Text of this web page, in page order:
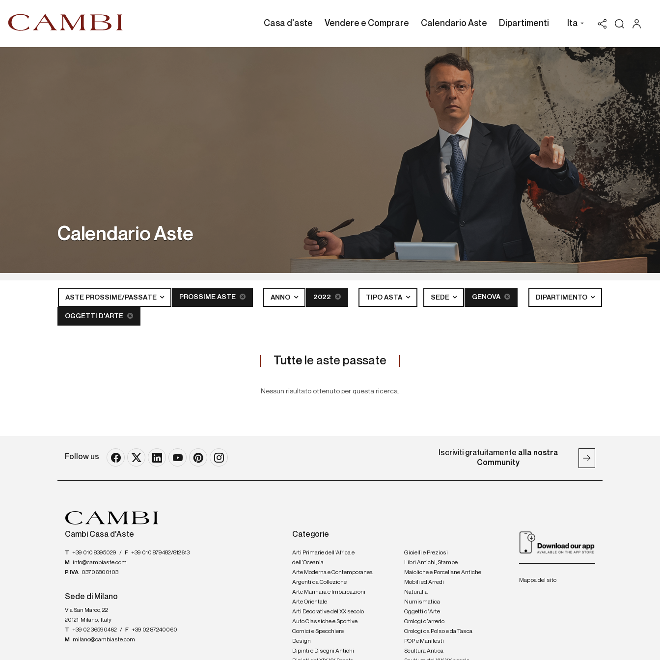
Casa d'aste Vendere e Comprare Calendario Aste Dipartimenti Ita
Calendario Aste
ASTE PROSSIME/PASSATE PROSSIME ASTE ANNO 2022 TIPO ASTA SEDE GENOVA DIPARTIMENTO
OGGETTI D'ARTE
Tutte le aste passate
Nessun risultato ottenuto per questa ricerca.
Follow us Iscriviti gratuitamente alla nostra
Community
Cambi Casa d'Aste
T +39 010 8395029 / F +39 010 879482/812613
M
info@cambiaste.com
P.IVA 03706800103
Sede di Milano
Via San Marco, 22
20121
Milano, Italy
T +39 02 36590462 / F +39 02 87240060
M
milano@cambiaste.com
Categorie
Arti Primarie dell'Africa e
dell'Oceania
Arte Moderna e Contemporanea
Argenti da Collezione
Arte Marinara e Imbarcazioni
Arte Orientale
Arti Decorative del XX secolo
Auto Classiche e Sportive
Cornici e Specchiere
Design
Dipinti e Disegni Antichi
Gioielli e Preziosi
Libri Antichi, Stampe
Maioliche e Porcellane Antiche
Mobili ed Arredi
Naturalia
Numismatica
Oggetti d'Arte
Orologi d'arredo
Orologi da Polso e da Tasca
POP e Manifesti
Scultura Antica
Mappa del sito